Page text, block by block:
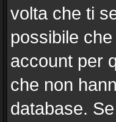
volta che ti
possibile
account per
che non
database.